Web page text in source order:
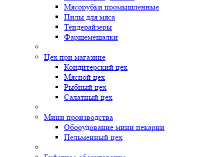
Мясорубки промышленные
Пилы для мяса
Тендерайзеры
Фаршемешалки
Цех при магазине
Кондитерский цех
Мясной цех
Рыбный цех
Салатный цех
Мини производства
Оборудование мини пекарни
Пельменный цех